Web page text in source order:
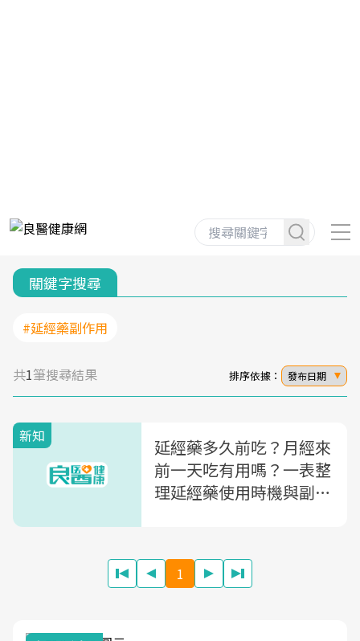
關鍵字搜尋
#延經藥副作用
共1筆搜尋結果 排序依據： 發布日期
新知
延經藥多久前吃？月經來
前一天吃有用嗎？一表整
理延經藥使用時機與副作
1